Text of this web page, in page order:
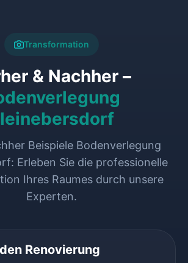
Transformation
& Nachher –
Beispiele Bodenverlegung
Erleben Sie die professionelle
Ihres Raumes durch unsere
Experten.
Renovierung